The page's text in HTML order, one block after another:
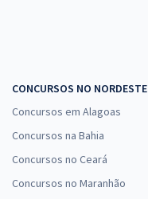
CONCURSOS NO NORDESTE
Concursos em Alagoas
Concursos na Bahia
Concursos no Ceará
Concursos no Maranhão